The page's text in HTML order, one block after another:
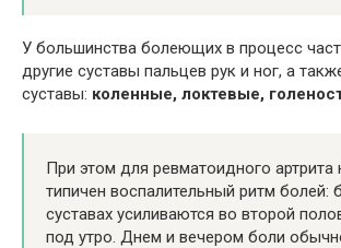
У большинства болеющих в процесс
другие суставы пальцев рук и ног, а
суставы: коленные, локтевые,
При этом для ревматоидного артрита
типичен воспалительный ритм болей:
суставах усиливаются во второй
под утро. Днем и вечером боли